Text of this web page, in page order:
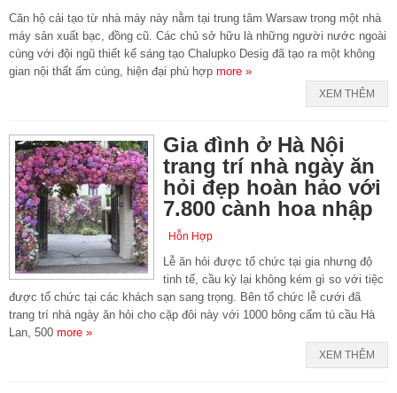
Căn hộ cải tạo từ nhà máy này nằm tại trung tâm Warsaw trong một nhà
máy sản xuất bạc, đồng cũ. Các chủ sở hữu là những người nước ngoài
cùng với đội ngũ thiết kế sáng tạo Chalupko Desig đã tạo ra một không
gian nội thất ấm cúng, hiện đại phù hợp more »
XEM THÊM
Gia đình ở Hà Nội
trang trí nhà ngày ăn
hỏi đẹp hoàn hảo với
7.800 cành hoa nhập
Hỗn Hợp
Lễ ăn hỏi được tổ chức tại gia nhưng độ
tinh tế, cầu kỳ lại không kém gì so với tiệc
được tổ chức tại các khách sạn sang trọng. Bên tổ chức lễ cưới đã
trang trí nhà ngày ăn hỏi cho cặp đôi này với 1000 bông cẩm tú cầu Hà
Lan, 500 more »
XEM THÊM